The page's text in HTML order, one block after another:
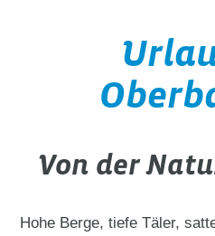
Von der
Hohe Berge, tiefe Täler,